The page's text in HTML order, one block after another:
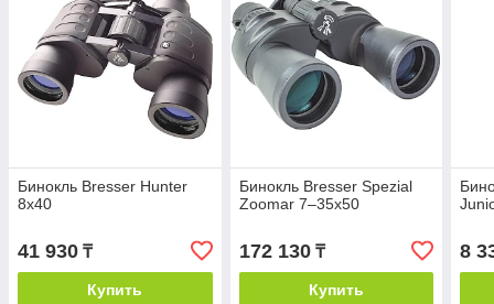
Бинокль Bresser Hunter
8x40
41 930 ₸
Купить
Бинокль Bresser Spezial
Zoomar 7–35x50
172 130₸
Купить
8